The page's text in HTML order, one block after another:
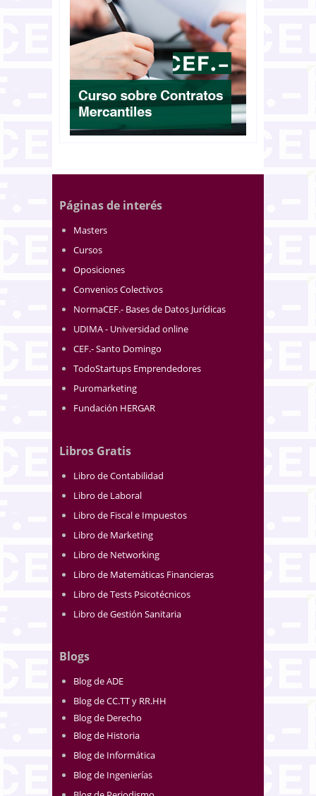
Páginas de interés
Masters
Cursos
Oposiciones
Convenios Colectivos
NormaCEF.- Bases de Datos Jurídicas
UDIMA - Universidad online
CEF.- Santo Domingo
TodoStartups Emprendedores
Puromarketing
Fundación HERGAR
Libros Gratis
Libro de Contabilidad
Libro de Laboral
Libro de Fiscal e Impuestos
Libro de Marketing
Libro de Networking
Libro de Matemáticas Financieras
Libro de Tests Psicotécnicos
Libro de Gestión Sanitaria
Blogs
Blog de ADE
Blog de CC.TT y RR.HH
Blog de Derecho
Blog de Historia
Blog de Informática
Blog de Ingenierías